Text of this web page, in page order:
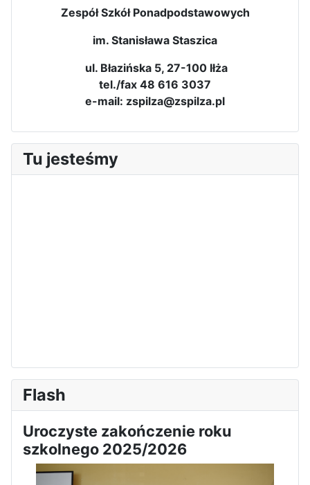
Zespół Szkół Ponadpodstawowych
im. Stanisława Staszica
ul. Błazińska 5, 27-100 Iłża
tel./fax 48 616 3037
e-mail: zspilza@zspilza.pl
Tu jesteśmy
Flash
Uroczyste zakończenie roku
szkolnego 2025/2026